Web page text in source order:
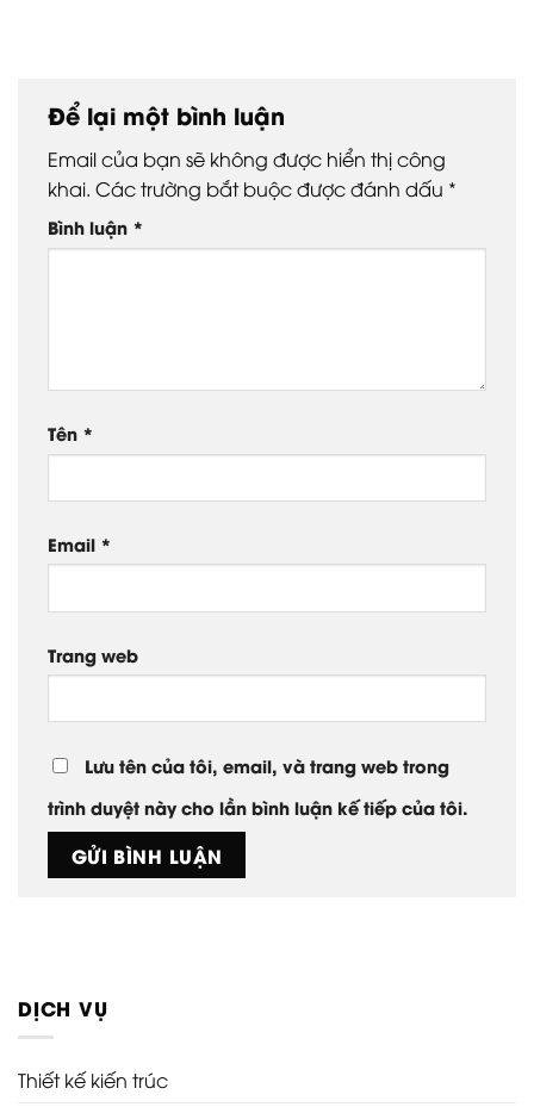
DỊCH VỤ
Thiết kế kiến trúc
Để lại một bình luận
Email của bạn sẽ không được hiển thị công
khai. Các trường bắt buộc được đánh dấu *
Bình luận *
Tên *
Email *
Trang web
Lưu tên của tôi, email, và trang web trong
trình duyệt này cho lần bình luận kế tiếp của tôi.